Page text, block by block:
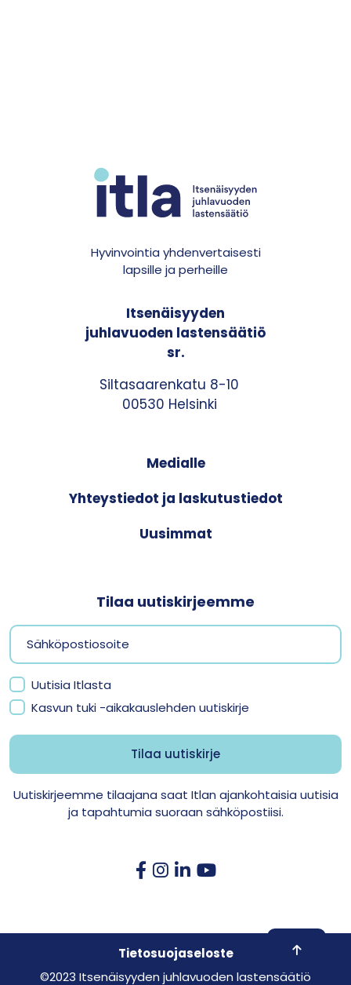
Skroll to
Hyvinvointia yhdenvertaisesti
lapsille ja perheille
Itsenäisyyden
juhlavuoden lastensäätiö
sr.
Siltasaarenkatu 8-10
00530 Helsinki
Medialle
Yhteystiedot ja laskutustiedot
Uusimmat
Tilaa uutiskirjeemme
Uutisia Itlasta
Kasvun tuki -aikakauslehden uutiskirje
Uutiskirjeemme tilaajana saat Itlan ajankohtaisia uutisia
ja tapahtumia suoraan sähköpostiisi.
Tietosuojaseloste
©2023 Itsenäisyyden juhlavuoden lastensäätiö